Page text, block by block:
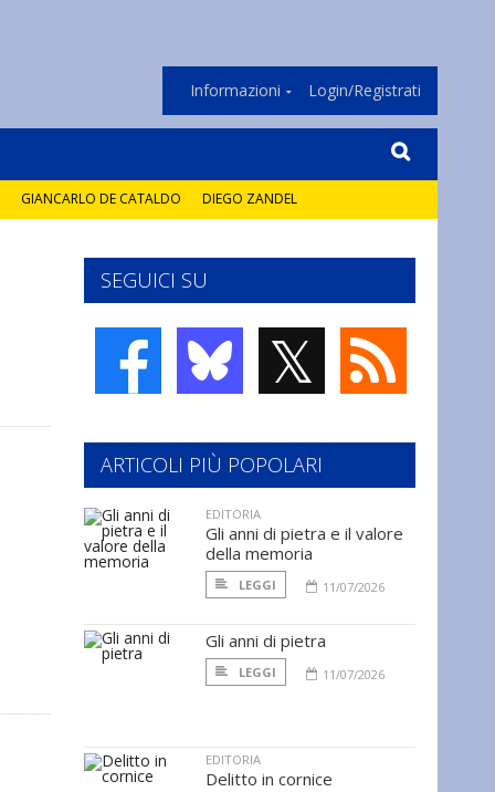
Informazioni Login/Registrati
GIANCARLO DE CATALDO DIEGO ZANDEL
SEGUICI SU
𝕏
ARTICOLI PIÙ POPOLARI
EDITORIA
Gli anni di pietra e il valore
della memoria
LEGGI 11/07/2026
Gli anni di pietra
LEGGI 11/07/2026
EDITORIA
Delitto in cornice